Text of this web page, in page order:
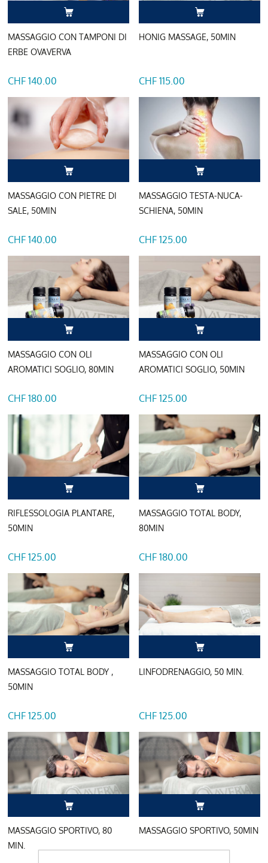
MASSAGGIO CON TAMPONI DI
ERBE OVAVERVA
CHF 140.00
HONIG MASSAGE, 50MIN
CHF 115.00
MASSAGGIO CON PIETRE DI
SALE, 50MIN
CHF 140.00
MASSAGGIO TESTA-NUCA-
SCHIENA, 50MIN
CHF 125.00
MASSAGGIO CON OLI
AROMATICI SOGLIO, 80MIN
CHF 180.00
MASSAGGIO CON OLI
AROMATICI SOGLIO, 50MIN
CHF 125.00
RIFLESSOLOGIA PLANTARE,
50MIN
CHF 125.00
MASSAGGIO TOTAL BODY,
80MIN
CHF 180.00
MASSAGGIO TOTAL BODY ,
50MIN
CHF 125.00
LINFODRENAGGIO, 50 MIN.
CHF 125.00
MASSAGGIO SPORTIVO, 80
MIN.
MASSAGGIO SPORTIVO, 50MIN